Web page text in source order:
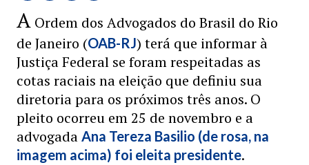
A Ordem dos Advogados do Brasil do Rio
de Janeiro (OAB-RJ) terá que informar à
Justiça Federal se foram respeitadas as
cotas raciais na eleição que definiu sua
diretoria para os próximos três anos. O
pleito ocorreu em 25 de novembro e a
advogada Ana Tereza Basilio (de rosa, na
imagem acima) foi eleita presidente.